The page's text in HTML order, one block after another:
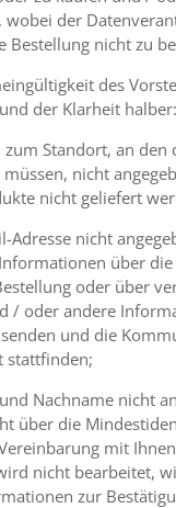
wobei der
Bestellung nicht zu
des
der Klarheit halber:
zum Standort, an den
nicht
nicht geliefert
Adresse nicht
über
oder über
/ oder andere
und die
stattfinden;
Nachname nicht
über die
mit
nicht bearbeitet,
zur